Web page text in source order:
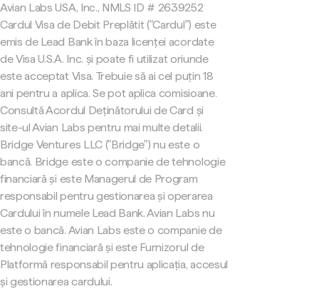
Avian Labs USA, Inc., NMLS ID # 2639252
Cardul Visa de Debit Preplătit ("Cardul") este
emis de Lead Bank în baza licenței acordate
de Visa U.S.A. Inc. și poate fi utilizat oriunde
este acceptat Visa. Trebuie să ai cel puțin 18
ani pentru a aplica. Se pot aplica comisioane.
Consultă Acordul Deținătorului de Card și
site-ul Avian Labs pentru mai multe detalii.
Bridge Ventures LLC ("Bridge") nu este o
bancă. Bridge este o companie de tehnologie
financiară și este Managerul de Program
responsabil pentru gestionarea și operarea
Cardului în numele Lead Bank. Avian Labs nu
este o bancă. Avian Labs este o companie de
tehnologie financiară și este Furnizorul de
Platformă responsabil pentru aplicația, accesul
și gestionarea cardului.